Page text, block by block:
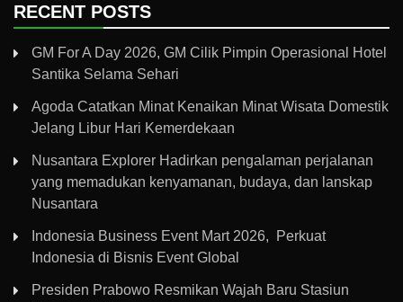
RECENT POSTS
GM For A Day 2026, GM Cilik Pimpin Operasional Hotel
Santika Selama Sehari
Agoda Catatkan Minat Kenaikan Minat Wisata Domestik
Jelang Libur Hari Kemerdekaan
Nusantara Explorer Hadirkan pengalaman perjalanan
yang memadukan kenyamanan, budaya, dan lanskap
Nusantara
Indonesia Business Event Mart 2026, Perkuat
Indonesia di Bisnis Event Global
Presiden Prabowo Resmikan Wajah Baru Stasiun